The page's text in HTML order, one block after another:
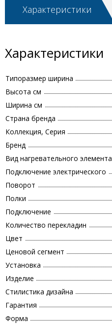
Характеристики
Характеристики
Типоразмер ширина
Высота см
Ширина см
Страна бренда
Коллекция, Серия
Бренд
Вид нагревательного элемента
Подключение электрического
Поворот
Полки
Подключение
Количество перекладин
Цвет
Ценовой сегмент
Установка
Изделие
Стилистика дизайна
Гарантия
Форма